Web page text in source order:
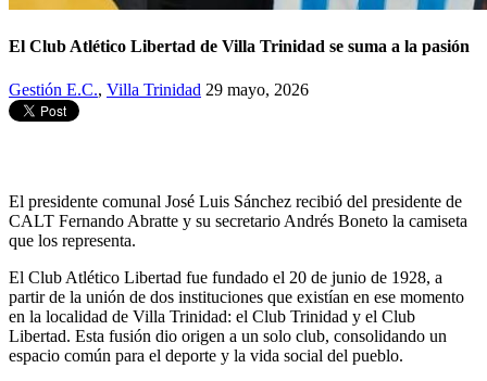
El Club Atlético Libertad de Villa Trinidad se suma a la pasión
Gestión E.C., Villa Trinidad 29 mayo, 2026
El presidente comunal José Luis Sánchez recibió del presidente de
CALT Fernando Abratte y su secretario Andrés Boneto la camiseta
que los representa.
El Club Atlético Libertad fue fundado el 20 de junio de 1928, a
partir de la unión de dos instituciones que existían en ese momento
en la localidad de Villa Trinidad: el Club Trinidad y el Club
Libertad. Esta fusión dio origen a un solo club, consolidando un
espacio común para el deporte y la vida social del pueblo.